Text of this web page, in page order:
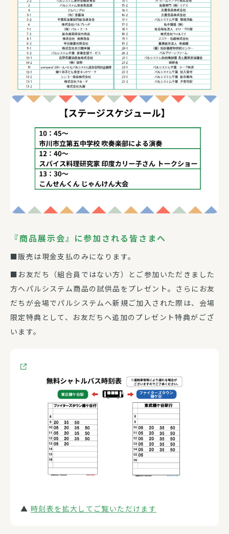
『商品展示会』に参加される皆さまへ
■販売は現金支払のみになります。
■お友だち（組合員ではない方）とご参加いただきました
方へパルシステム商品の試供品をプレゼント。さらにお友
だちが会場でパルシステムへ新規ご加入された際は、会場
限定特典として、お友だちへ追加のプレゼント特典がござ
います。
▲ 時刻表を拡大してご覧いただけます